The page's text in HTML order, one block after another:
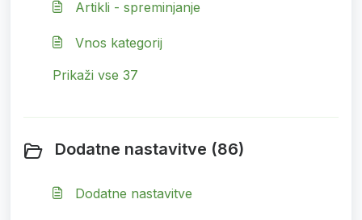
Artikli - spreminjanje
Vnos kategorij
Prikaži vse 37
Dodatne nastavitve (86)
Dodatne nastavitve